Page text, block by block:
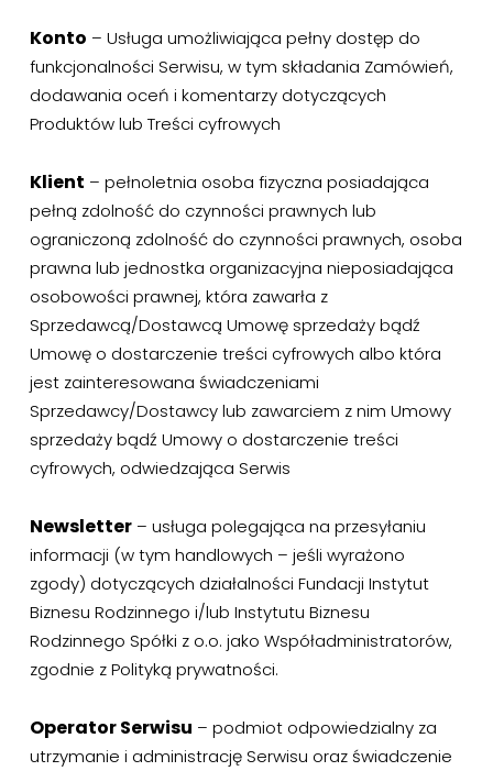
Konto – Usługa umożliwiająca pełny dostęp do
funkcjonalności Serwisu, w tym składania Zamówień,
dodawania oceń i komentarzy dotyczących
Produktów lub Treści cyfrowych
Klient – pełnoletnia osoba fizyczna posiadająca
pełną zdolność do czynności prawnych lub
ograniczoną zdolność do czynności prawnych, osoba
prawna lub jednostka organizacyjna nieposiadająca
osobowości prawnej, która zawarła z
Sprzedawcą/Dostawcą Umowę sprzedaży bądź
Umowę o dostarczenie treści cyfrowych albo która
jest zainteresowana świadczeniami
Sprzedawcy/Dostawcy lub zawarciem z nim Umowy
sprzedaży bądź Umowy o dostarczenie treści
cyfrowych, odwiedzająca Serwis
Newsletter– usługa polegająca na przesyłaniu
informacji (w tym handlowych – jeśli wyrażono
zgody) dotyczących działalności Fundacji Instytut
Biznesu Rodzinnego i/lub Instytutu Biznesu
Rodzinnego Spółki z o.o. jako Współadministratorów,
zgodnie z Polityką prywatności.
Operator Serwisu – podmiot odpowiedzialny za
utrzymanie i administrację Serwisu oraz świadczenie